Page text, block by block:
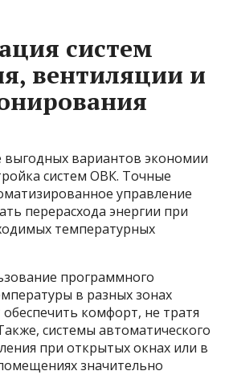
систем
вентиляции и
выгодных вариантов экономии
систем ОВК. Точные
управление
перерасхода энергии при
температурных
программного
в разных зонах
комфорт, не тратя
системы автоматического
при открытых окнах или в
значительно